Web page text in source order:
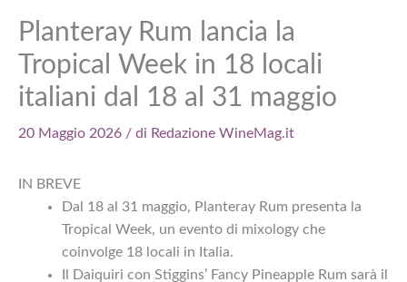
Planteray Rum lancia la
Tropical Week in 18 locali
italiani dal 18 al 31 maggio
20 Maggio 2026 / di Redazione WineMag.it
IN BREVE
Dal 18 al 31 maggio, Planteray Rum presenta la
Tropical Week, un evento di mixology che
coinvolge 18 locali in Italia.
Il Daiquiri con Stiggins’ Fancy Pineapple Rum sarà il